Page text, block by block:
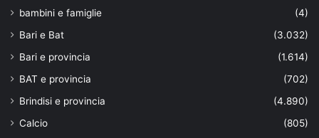
bambini e famiglie
(4)
Bari e Bat
(3.032)
Bari e provincia
(1.614)
BAT e provincia
(702)
Brindisi e provincia
(4.890)
Calcio
(805)